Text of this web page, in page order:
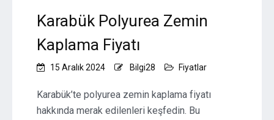
Karabük Polyurea Zemin
Kaplama Fiyatı
15 Aralık 2024 Bilgi28 Fiyatlar
Karabük’te polyurea zemin kaplama fiyatı
hakkında merak edilenleri keşfedin. Bu